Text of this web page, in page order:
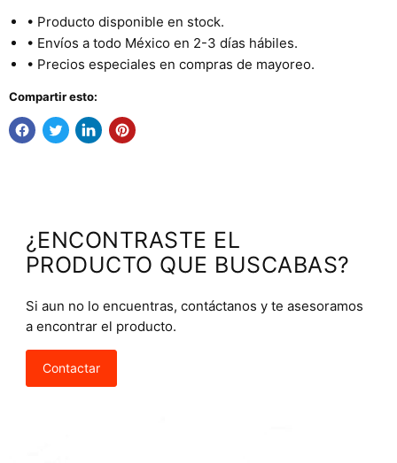
• Producto disponible en stock.
• Envíos a todo México en 2-3 días hábiles.
• Precios especiales en compras de mayoreo.
Compartir esto:
¿ENCONTRASTE EL
PRODUCTO QUE BUSCABAS?
Si aun no lo encuentras, contáctanos y te asesoramos
a encontrar el producto.
Contactar